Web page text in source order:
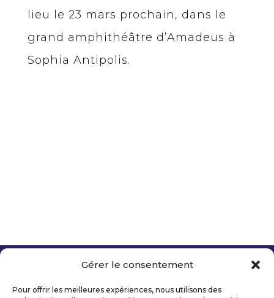
Gérer le consentement
Pour offrir les meilleures expériences, nous utilisons des
lieu le 23 mars prochain, dans le
grand amphithéâtre d’Amadeus à
Sophia Antipolis.